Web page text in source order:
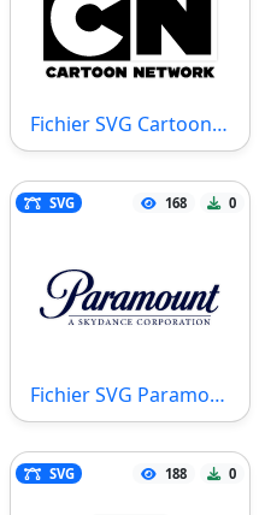
Fichier SVG Cartoon Network
SVG 168 0
Fichier SVG Paramount
SVG 188 0